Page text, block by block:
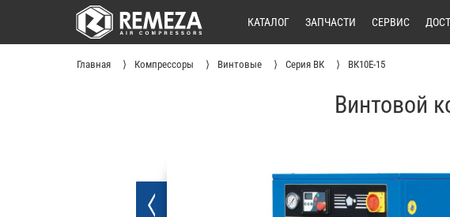
КАТАЛОГ ЗАПЧАСТИ СЕРВИС
Главная Компрессоры Винтовые Серия ВК ВК10E-15
Винтовой